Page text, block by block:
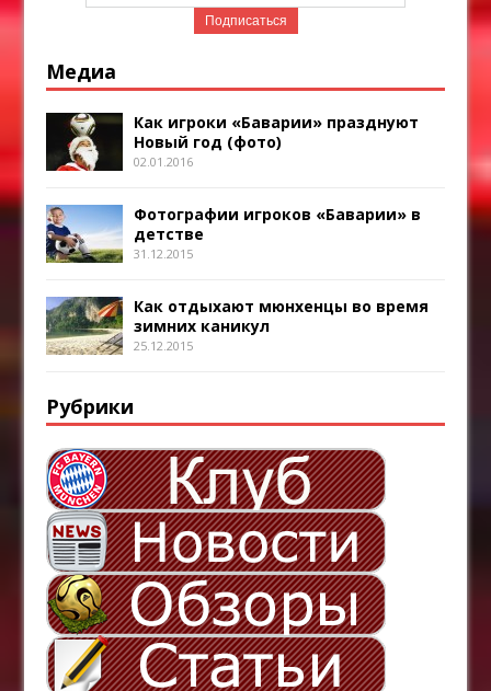
Медиа
Как игроки «Баварии» празднуют
Новый год (фото)
02.01.2016
Фотографии игроков «Баварии» в
детстве
31.12.2015
Как отдыхают мюнхенцы во время
зимних каникул
25.12.2015
Рубрики